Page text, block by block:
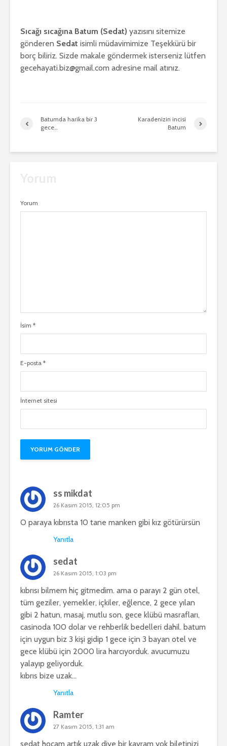
Sıcağı sıcağına Batum (Sedat) yazısını sitemize
gönderen Sedat isimli müdavimimize Teşekkürü bir
borç biliriz. Sizde makale göndermek isterseniz lütfen
gecehayati.biz@gmail.com adresine mail atınız.
Batumda harika bir 3
gece…
Karadenizin incisi
Batum
Yorum
İsim *
E-posta *
İnternet sitesi
ss mikdat
26 Kasım 2015, 12:05 pm
O paraya kıbrısta 10 tane manken gibi kız götürürsün
Yanıtla
sedat
26 Kasım 2015, 1:03 pm
kıbrısı bilmem hiç gitmedim. ama o parayı 2 gün otel,
tüm geziler, yemekler, içkiler, eğlence, 2 gece yılan
gibi 2 hatun, masaj, mutlu son, gece klübü masrafları,
casinoda 100 dolar ve rehberlik bedelleri dahil. batum
için uygun biz 3 kişi gidip 1 gece için 3 bayan otel ve
gece klübü için 2000 lira harcıyorduk. avucumuzu
yalayıp geliyorduk.
kıbrıs bize uzak…
Yanıtla
Ramter
27 Kasım 2015, 1:31 am
sedat hocam artık uzak diye bir kavram yok biletinizi